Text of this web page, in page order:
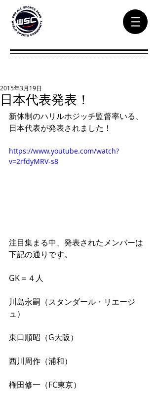
日本代表発表！
2015年3月19日
新体制のハリルホジッチ監督率いる、
日本代表が発表されました！
https://www.youtube.com/watch?
v=2rfdyMRV-s8
注目集まる中、発表されたメンバーは
下記の通りです。
GK＝４人
川島永嗣（スタンダール・リエージ
ュ）
東口順昭（G大阪）
西川周作（浦和）
権田修一（FC東京）